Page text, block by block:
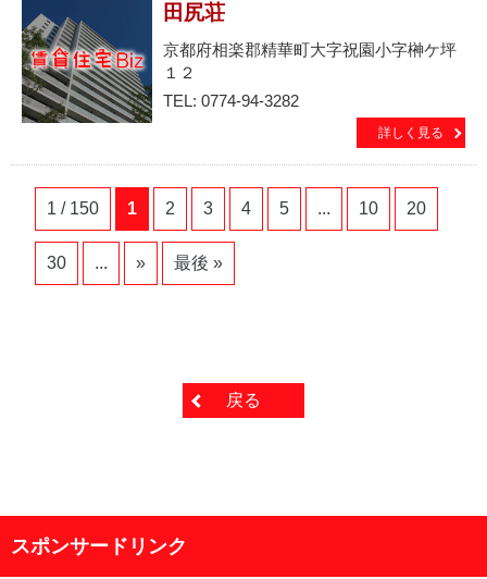
田尻荘
京都府相楽郡精華町大字祝園小字榊ケ坪
１２
TEL: 0774-94-3282
詳しく見る
1 / 150 1 2 3 4 5 ... 10 20
30 ... » 最後 »
戻る
スポンサードリンク